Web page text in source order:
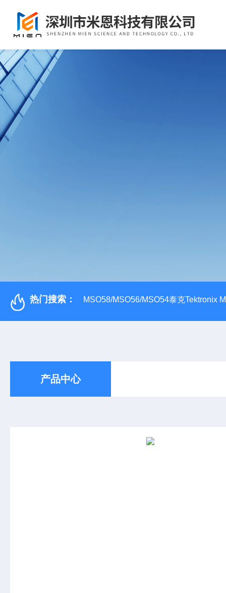
热门搜索： MSO58/MSO56/MSO54泰克Tektronix
产品中心